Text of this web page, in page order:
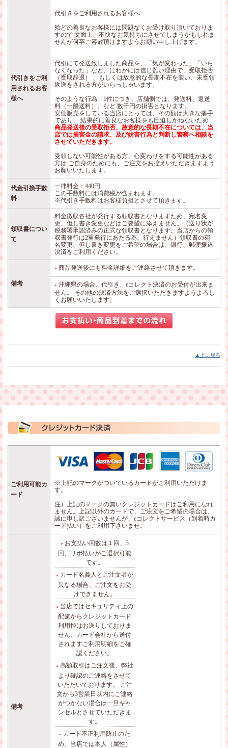
代引きをご利
用されるお客
様へ
代引きをご利用されるお客様へ
殆どの善良なお客様には問題なくお受け取り頂いておりま
すので 文面上、不快なお気持ちにさせてしまうかもしれま
せんが何卒ご容赦頂けますようお願い申し上げます。
代引にて発送致しました商品を、「気が変わった」「いら
なくなった」など、にわかには信じ難い理由で、受取拒否
（受取辞退） 、もしくは故意的な長期不在を装い、未受領
返送をされる方がいらっしゃいます。
そのような行為 1件につき、店舗側では、発送料、返送
料（一般送料）、など 数千円の損害となります。
安価販売をしている当店にとっては、その額は大きな痛手
であり、 結果的に善良なお客様をも圧迫しかねないため
商品発送後の受取拒否、故意的な長期不在については、 当
店では損害金の請求、及び妨害行為と判断し警察へ相談を
させていただきます。
受領しない可能性がある方、心変わりをする可能性がある
方は ご自身のためにも、ご注文をお控えいただきますよう
お願いいたします。
代金引換手数
料
一律料金：440円
この手数料には消費税が含まれます。
※代引き手数料はお客様負担とさせて頂きます。
領収書につい
て
料金徴収各社が発行する領収書となりますため、宛名変
更、但し書き変更などはご要望に添えません。（送り状が
税務署承認済みの正式な領収書となります。当店からの領
収書発行は2重発行にあたる為、行えません）領収書の宛
名変更、但し書き変更をご希望の場合は、銀行、郵便振込
決済をご利用ください。
備考
● 商品発送後にも料金詳細をご連絡させて頂きます。
● 沖縄県の場合、代引き、eコレクト決済のお受付が出来ま
せん。 その他の決済方法をご選択いただきますようよろし
くお願いいたします。
▲上に戻る
ご利用可能カ
ード
※上記のマークがついているカードがご利用いただけま
す。
注）上記のマークの無いクレジットカードはご利用になれ
ません。上記以外のカードで、ご注文をご希望の場合は、
誠に申し訳ございませんが、eコレクトサービス（到着時カ
ード払い）をご利用下さいませ。
備考
● お支払い回数は１回、3
回、リボ払いがご選択可能
です。
● カード名義人とご注文者が
異なる場合、ご注文をお受
けできません。
● 当店ではセキュリティ上の
配慮からクレジットカード
利用控はお送りしておりま
せん。カード会社から送付
されますご利用明細をご確
認ください。
● 高額取引はご注文後、弊社
より確認のご連絡をさせて
いただいております。 ご注
文から3営業日以内にご連絡
がつかない場合は一旦キャ
ンセルとさせていただきま
す。
● カード不正利用防止のた
め、当店では本人（属性）